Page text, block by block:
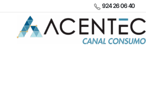
924 26 06 40